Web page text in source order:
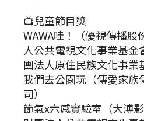
📺兒童節目獎
WAWA哇！（優視傳播股
人公共電視文化事業基
團法人原住民族文化事業
我們去公園玩（傳愛家族
司）
節氣x六感實驗室（大溥